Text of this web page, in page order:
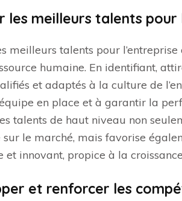
les meilleurs talents pour
meilleurs talents pour
humaine. En identifiant,
et adaptés à la culture de
en place et à garantir la
talents de haut niveau non
sur le marché, mais favorise
et innovant, propice à la
et renforcer les